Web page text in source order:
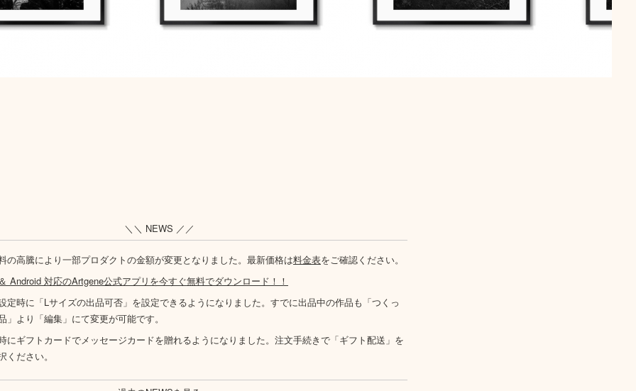
＼＼ NEWS ／／
の高騰により一部プロダクトの金額が変更となりました。最新価格は料金表をご確認ください。
Android 対応のArtgene公式アプリを今すぐ無料でダウンロード！！
定時に「Lサイズの出品可否」を設定できるようになりました。すでに出品中の作品も「つくっ
」より「編集」にて変更が可能です。
にギフトカードでメッセージカードを贈れるようになりました。注文手続きで「ギフト配送」を
ください。